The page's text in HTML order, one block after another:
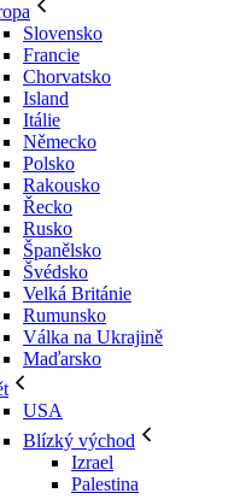
Slovensko
Francie
Chorvatsko
Island
Itálie
Německo
Polsko
Rakousko
Řecko
Rusko
Španělsko
Švédsko
Velká Británie
Rumunsko
Válka na Ukrajině
Maďarsko
USA
Blízký východ
Izrael
Palestina